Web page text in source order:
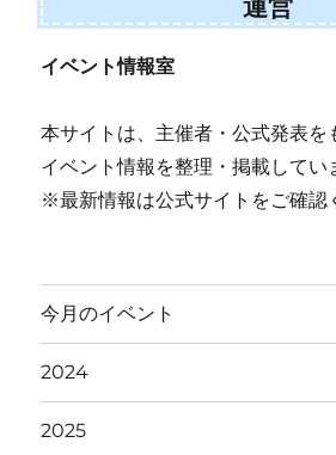
運営
イベント情報室
本サイトは、主催者・公式発表を
イベント情報を整理・掲載してい
※最新情報は公式サイトをご確認
今月のイベント
2024
2025